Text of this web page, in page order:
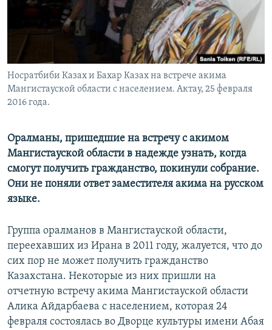
Носратбиби Казах и Бахар Казах на встрече акима
Мангистауской области с населением. Актау, 25 февраля
2016 года.
Оралманы, пришедшие на встречу с акимом
Мангистауской области в надежде узнать, когда
смогут получить гражданство, покинули собрание.
Они не поняли ответ заместителя акима на русском
языке.
Группа оралманов в Мангистауской области,
переехавших из Ирана в 2011 году, жалуется, что до
сих пор не может получить гражданство
Казахстана. Некоторые из них пришли на
отчетную встречу акима Мангистауской области
Алика Айдарбаева с населением, которая 24
февраля состоялась во Дворце культуры имени Абая